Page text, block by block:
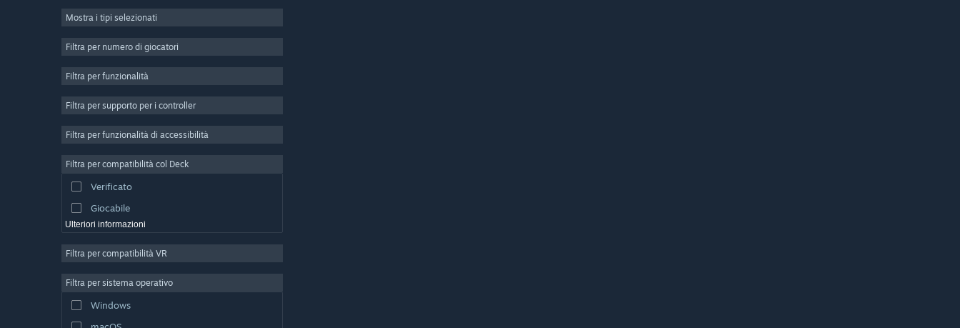
Multigiocatore di massa
Simulazione
Produzione di video
Fotoritocco
Mostra i tipi selezionati
Filtra per numero di giocatori
Filtra per funzionalità
Filtra per supporto per i controller
Filtra per funzionalità di accessibilità
Filtra per compatibilità col Deck
Verificato
Giocabile
Ulteriori informazioni
Filtra per compatibilità VR
Filtra per sistema operativo
Windows